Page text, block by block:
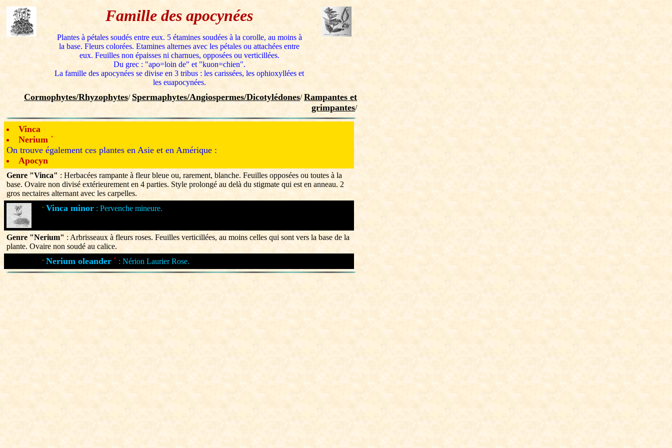
Famille des apocynées
Plantes à pétales soudés entre eux. 5 étamines soudées à la corolle, au moins à
la base. Fleurs colorées. Etamines alternes avec les pétales ou attachées entre
eux. Feuilles non épaisses ni charnues, opposées ou verticillées.
Du grec : "apo=loin de" et "kuon=chien".
La famille des apocynées se divise en 3 tribus : les carissées, les ophioxyllées et
les euapocynées.
Cormophytes/Rhyzophytes/ Spermaphytes/Angiospermes/Dicotylédones/Rampantes et
grimpantes/
Vinca
Nerium ´
On trouve également ces plantes en Asie et en Amérique :
Apocyn
Genre "Vinca" : Herbacées rampante à fleur bleue ou, rarement, blanche. Feuilles opposées ou toutes à la
base. Ovaire non divisé extérieurement en 4 parties. Style prolongé au delà du stigmate qui est en anneau. 2
gros nectaires alternant avec les carpelles.
¨ Vinca minor : Pervenche mineure.
Genre "Nerium" : Arbrisseaux à fleurs roses. Feuilles verticillées, au moins celles qui sont vers la base de la
plante. Ovaire non soudé au calice.
¨ Nerium oleander ´ : Nérion Laurier Rose.